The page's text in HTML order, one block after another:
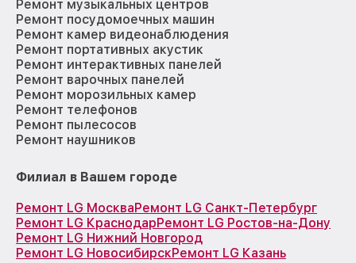
Ремонт музыкальных центров
Ремонт посудомоечных машин
Ремонт камер видеонаблюдения
Ремонт портативных акустик
Ремонт интерактивных панелей
Ремонт варочных панелей
Ремонт морозильных камер
Ремонт телефонов
Ремонт пылесосов
Ремонт наушников
Филиал в Вашем городе
Ремонт LG МоскваРемонт LG Санкт-Петербург
Ремонт LG КраснодарРемонт LG Ростов-на-Дону
Ремонт LG Нижний Новгород
Ремонт LG НовосибирскРемонт LG Казань